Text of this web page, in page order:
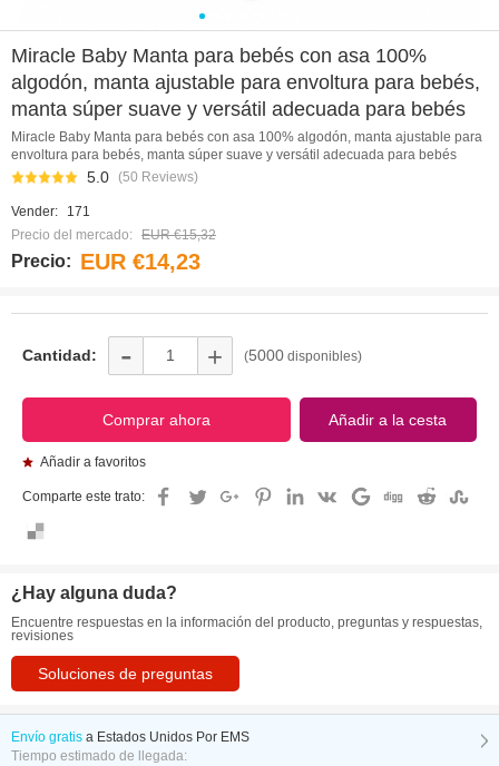
Miracle Baby Manta para bebés con asa 100%
algodón, manta ajustable para envoltura para bebés,
manta súper suave y versátil adecuada para bebés
Miracle Baby Manta para bebés con asa 100% algodón, manta ajustable para
envoltura para bebés, manta súper suave y versátil adecuada para bebés
5.0 (50 Reviews)
Vender:
171
Precio del mercado: EUR €15,32
Precio: EUR €14,23
Cantidad: - + (5000 disponibles)
Añadir a favoritos
Comparte este trato:
¿Hay alguna duda?
Encuentre respuestas en la información del producto, preguntas y respuestas,
revisiones
Soluciones de preguntas
Envío gratis a Estados Unidos Por EMS
Tiempo estimado de llegada: